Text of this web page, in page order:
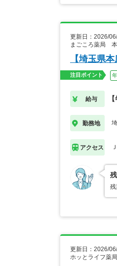
更新日：2026/
まごころ薬局
【埼玉県
注目ポイント
給与
勤務地
アクセス
残
更新日：2026/
ホッとライフ薬